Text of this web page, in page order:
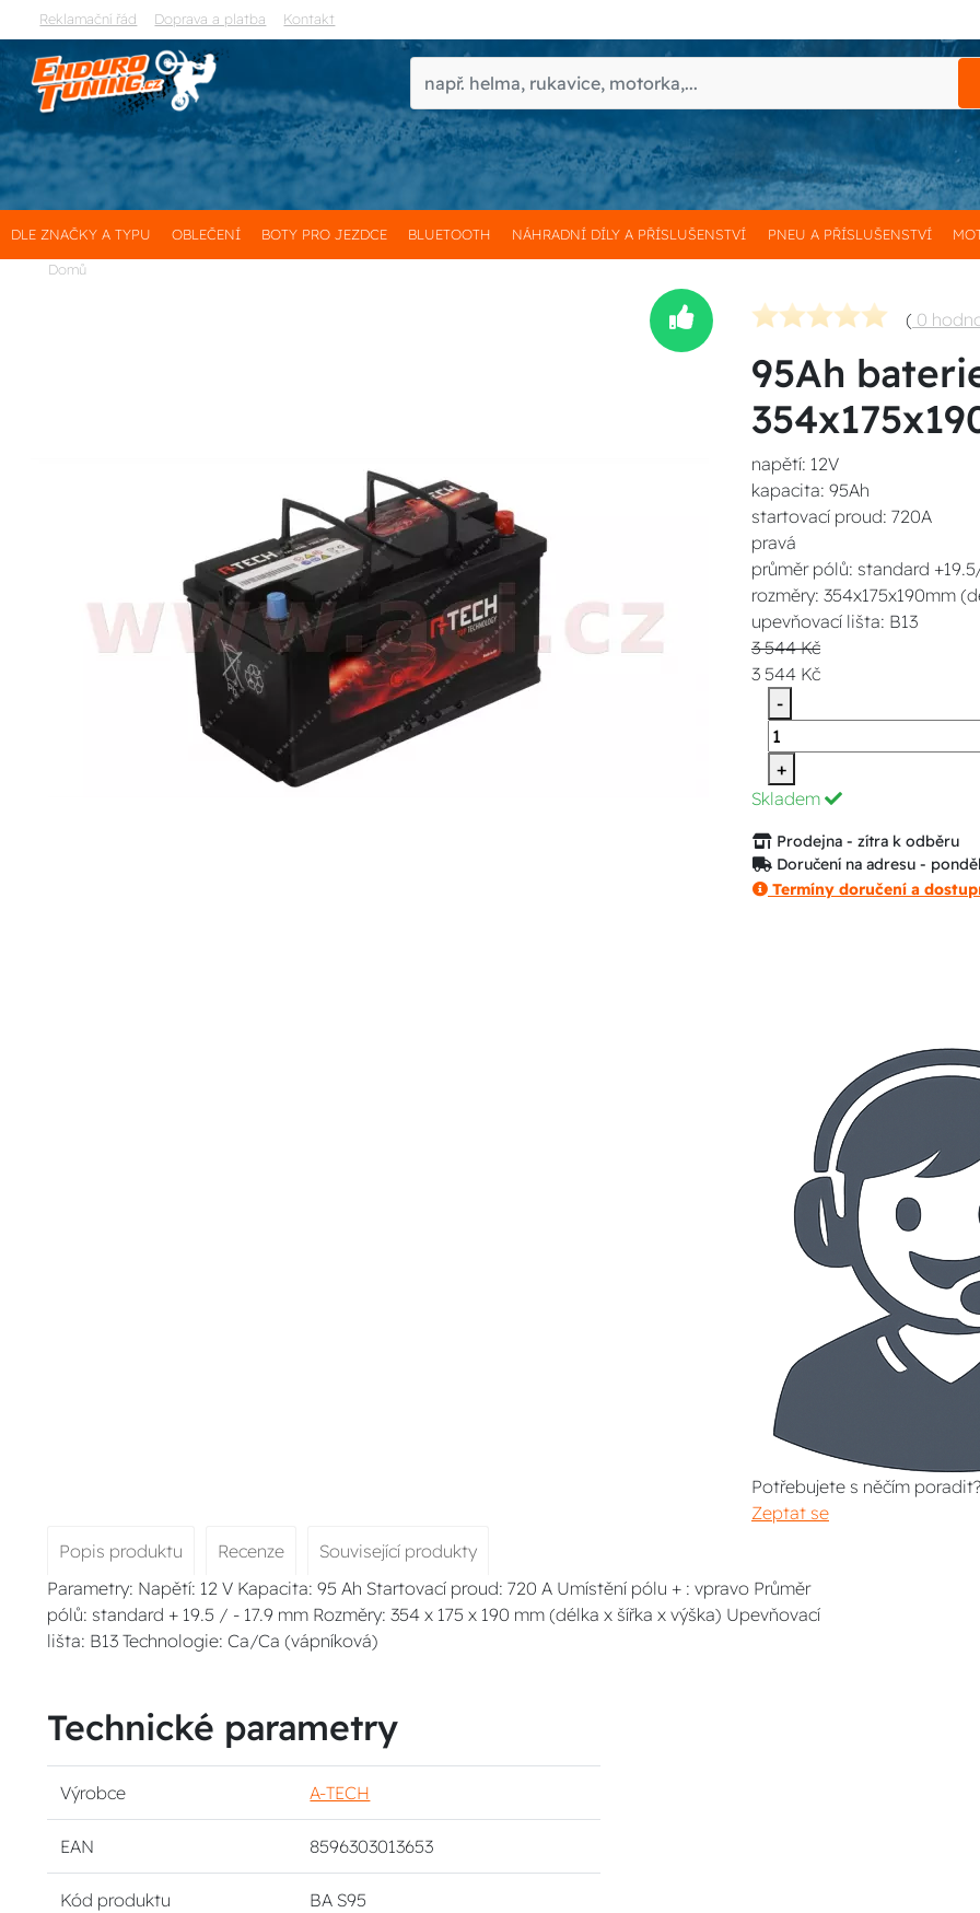
Reklamační řád Doprava a platba Kontakt
DLE ZNAČKY A TYPU OBLEČENÍ BOTY PRO JEZDCE BLUETOOTH NÁHRADNÍ DÍLY A PŘÍSLUŠENSTVÍ PNEU A PŘÍSLUŠENSTVÍ
Domů
( 0
95Ah
napětí: 12V
kapacita: 95Ah
startovací proud: 720A
pravá
průměr pólů: standard
rozměry: 354x175x190mm
upevňovací lišta: B13
3 544 Kč
3 544 Kč
-
+
Skladem
Prodejna - zítra k odběru
Doručení na adresu -
Termíny doručení a
Potřebujete s něčím poradit?
Zeptat se
Popis produktu
Recenze
Související produkty
Parametry: Napětí: 12 V Kapacita: 95 Ah Startovací proud: 720 A Umístění pólu + : vpravo Průměr
pólů: standard + 19.5 / - 17.9 mm Rozměry: 354 x 175 x 190 mm (délka x šířka x výška) Upevňovací
lišta: B13 Technologie: Ca/Ca (vápníková)
Technické parametry
Výrobce A-TECH
EAN 8596303013653
Kód produktu BA S95